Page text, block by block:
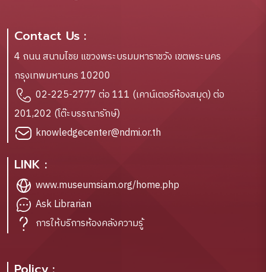
Contact Us :
4 ถนน สนามไชย แขวงพระบรมมหาราชวัง เขตพระนคร
กรุงเทพมหานคร 10200
02-225-2777 ต่อ 111 (เคาน์เตอร์ห้องสมุด) ต่อ
201,202 (โต๊ะบรรณารักษ์)
knowledgecenter@ndmi.or.th
LINK :
www.museumsiam.org/home.php
Ask Librarian
การให้บริการห้องคลังความรู้